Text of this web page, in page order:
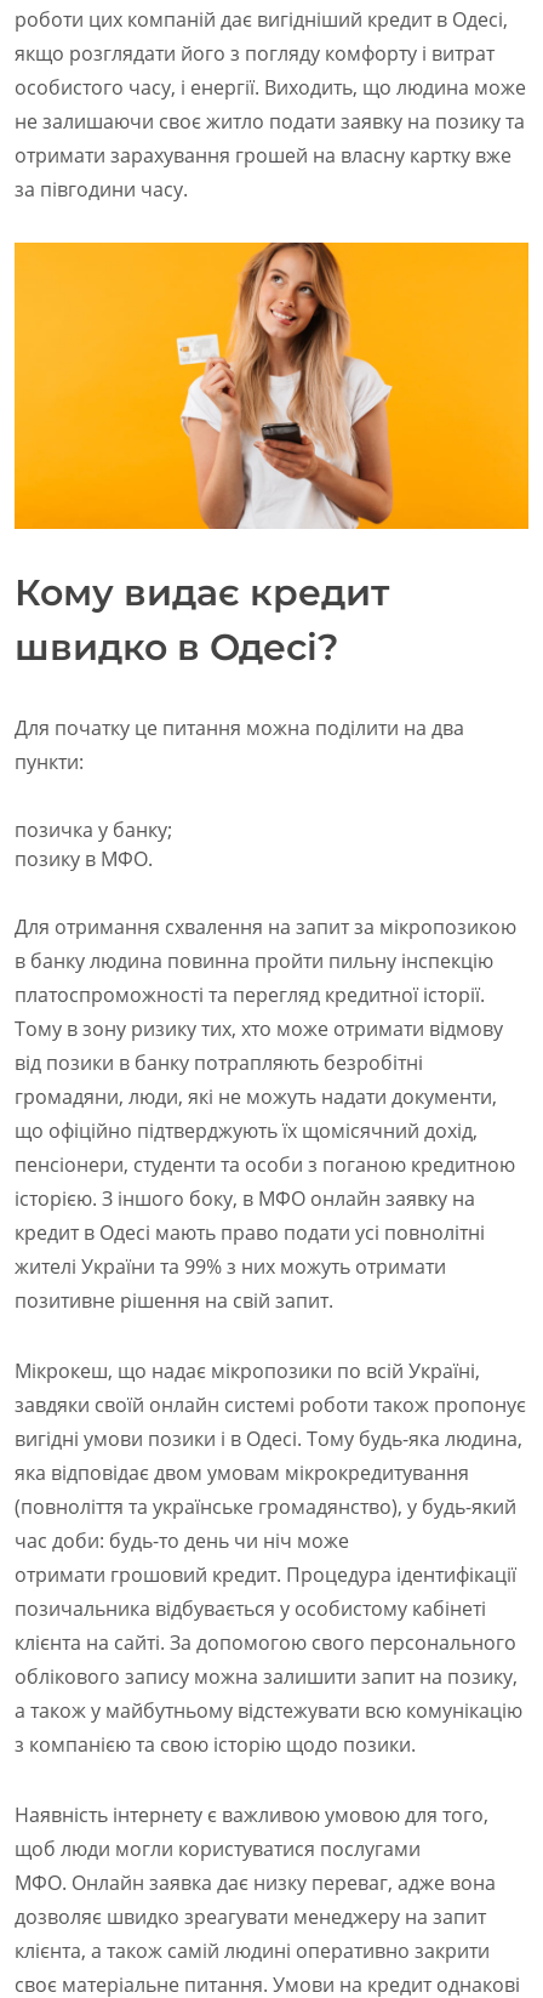
роботи цих компаній дає вигідніший кредит в Одесі,
якщо розглядати його з погляду комфорту і витрат
особистого часу, і енергії. Виходить, що людина може
не залишаючи своє житло подати заявку на позику та
отримати зарахування грошей на власну картку вже
за півгодини часу.
Кому видає кредит
швидко в Одесі?
Для початку це питання можна поділити на два
пункти:
позичка у банку;
позику в МФО.
Для отримання схвалення на запит за мікропозикою
в банку людина повинна пройти пильну інспекцію
платоспроможності та перегляд кредитної історії.
Тому в зону ризику тих, хто може отримати відмову
від позики в банку потрапляють безробітні
громадяни, люди, які не можуть надати документи,
що офіційно підтверджують їх щомісячний дохід,
пенсіонери, студенти та особи з поганою кредитною
історією. З іншого боку, в МФО онлайн заявку на
кредит в Одесі мають право подати усі повнолітні
жителі України та 99% з них можуть отримати
позитивне рішення на свій запит.
Мікрокеш, що надає мікропозики по всій Україні,
завдяки своїй онлайн системі роботи також пропонує
вигідні умови позики і в Одесі. Тому будь-яка людина,
яка відповідає двом умовам мікрокредитування
(повноліття та українське громадянство), у будь-який
час доби: будь-то день чи ніч може
отримати грошовий кредит. Процедура ідентифікації
позичальника відбувається у особистому кабінеті
клієнта на сайті. За допомогою свого персонального
облікового запису можна залишити запит на позику,
а також у майбутньому відстежувати всю комунікацію
з компанією та свою історію щодо позики.
Наявність інтернету є важливою умовою для того,
щоб люди могли користуватися послугами
МФО. Онлайн заявка дає низку переваг, адже вона
дозволяє швидко зреагувати менеджеру на запит
клієнта, а також самій людині оперативно закрити
своє матеріальне питання. Умови на кредит однакові